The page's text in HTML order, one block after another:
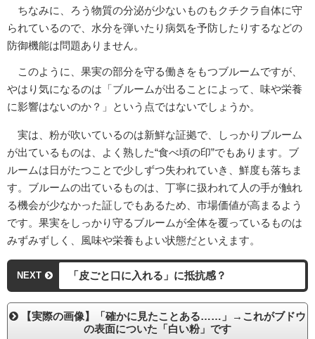
ちなみに、ろう物質の分泌が少ないものもクチクラ自体に守
られているので、水分を弾いたり病気を予防したりするなどの
防御機能は問題ありません。
このように、果実の部分を守る働きをもつブルームですが、
やはり気になるのは「ブルームが出ることによって、味や栄養
に影響はないのか？」という点ではないでしょうか。
実は、粉が吹いているのは新鮮な証拠で、しっかりブルーム
が出ているものは、よく熟した“食べ頃の印”でもあります。ブ
ルームは日がたつことで少しずつ失われていき、鮮度も落ちま
す。ブルームの出ているものは、丁寧に扱われて人の手が触れ
る機会が少なかった証しでもあるため、市場価値が高まるよう
です。果実をしっかり守るブルームが全体を覆っているものは
みずみずしく、風味や栄養もよい状態だといえます。
NEXT 「皮ごと口に入れる」に抵抗感？
【実際の画像】「確かに見たことある……」→これがブドウ
の表面についた「白い粉」です